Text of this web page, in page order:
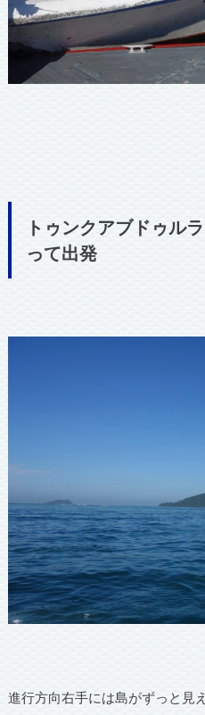
トゥンクアブドゥル
って出発
進行方向右手には島がずっと見